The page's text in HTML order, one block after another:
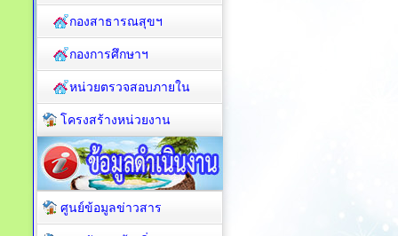
กองสาธารณสุขฯ
กองการศึกษาฯ
หน่วยตรวจสอบภายใน
โครงสร้างหน่วยงาน
ศูนย์ข้อมูลข่าวสาร